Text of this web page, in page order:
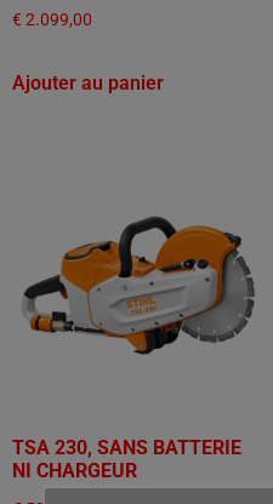
€ 2.099,00
Ajouter au panier
TSA 230, SANS BATTERIE
NI CHARGEUR